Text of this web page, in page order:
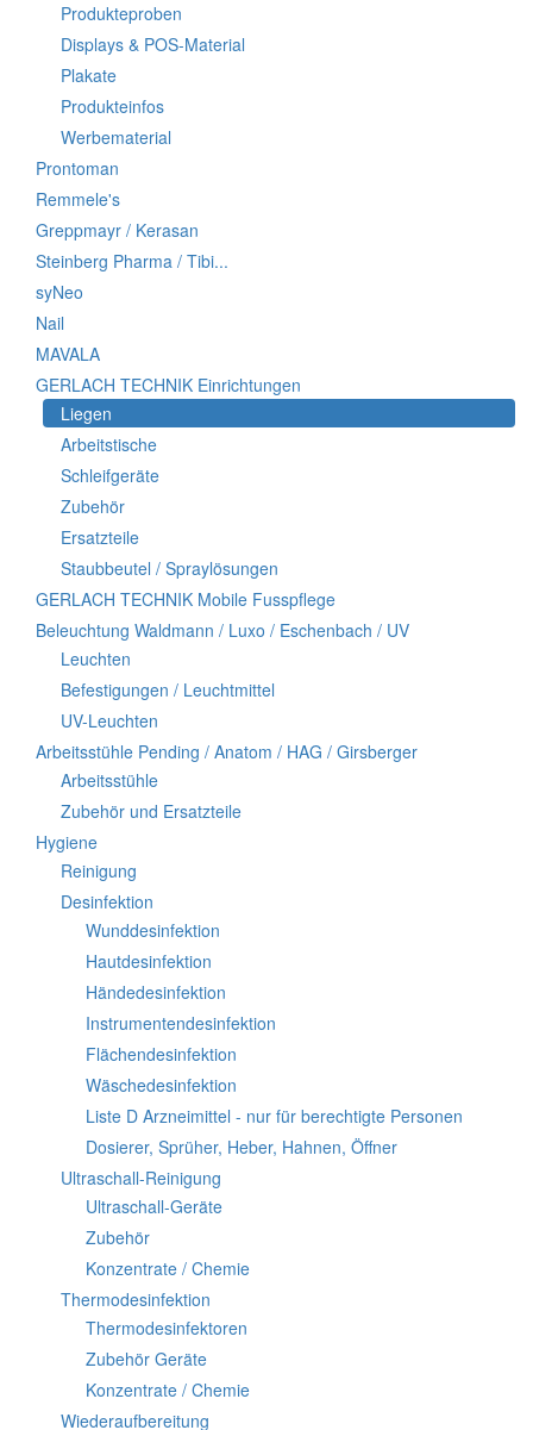
Produkteproben
Displays & POS-Material
Plakate
Produkteinfos
Werbematerial
Prontoman
Remmele's
Greppmayr / Kerasan
Steinberg Pharma / Tibi...
syNeo
Nail
MAVALA
GERLACH TECHNIK Einrichtungen
Liegen
Arbeitstische
Schleifgeräte
Zubehör
Ersatzteile
Staubbeutel / Spraylösungen
GERLACH TECHNIK Mobile Fusspflege
Beleuchtung Waldmann / Luxo / Eschenbach / UV
Leuchten
Befestigungen / Leuchtmittel
UV-Leuchten
Arbeitsstühle Pending / Anatom / HAG / Girsberger
Arbeitsstühle
Zubehör und Ersatzteile
Hygiene
Reinigung
Desinfektion
Wunddesinfektion
Hautdesinfektion
Händedesinfektion
Instrumentendesinfektion
Flächendesinfektion
Wäschedesinfektion
Liste D Arzneimittel - nur für berechtigte Personen
Dosierer, Sprüher, Heber, Hahnen, Öffner
Ultraschall-Reinigung
Ultraschall-Geräte
Zubehör
Konzentrate / Chemie
Thermodesinfektion
Thermodesinfektoren
Zubehör Geräte
Konzentrate / Chemie
Wiederaufbereitung